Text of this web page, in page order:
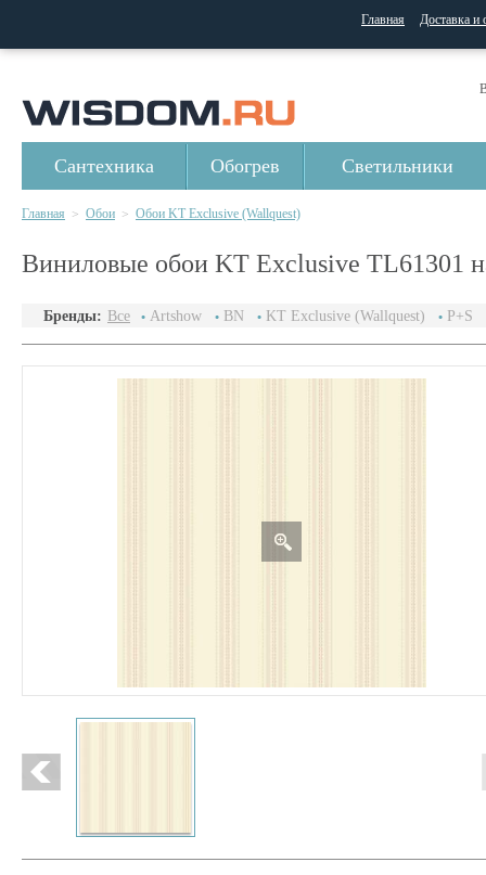
Главная Доставка и
Сантехника Обогрев Светильники
Главная > Обои > Обои KT Exclusive (Wallquest)
Виниловые обои KT Exclusive TL61301
Бренды: Все Artshow BN KT Exclusive (Wallquest) P+S